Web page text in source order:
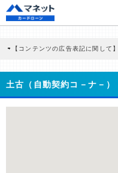
【コンテンツの広告表記に関して】
商品を根拠なくPRするものではな
どに基づき、公平性を担保した情報
>提携企業一覧
土古（自動契約コ－ナ－）